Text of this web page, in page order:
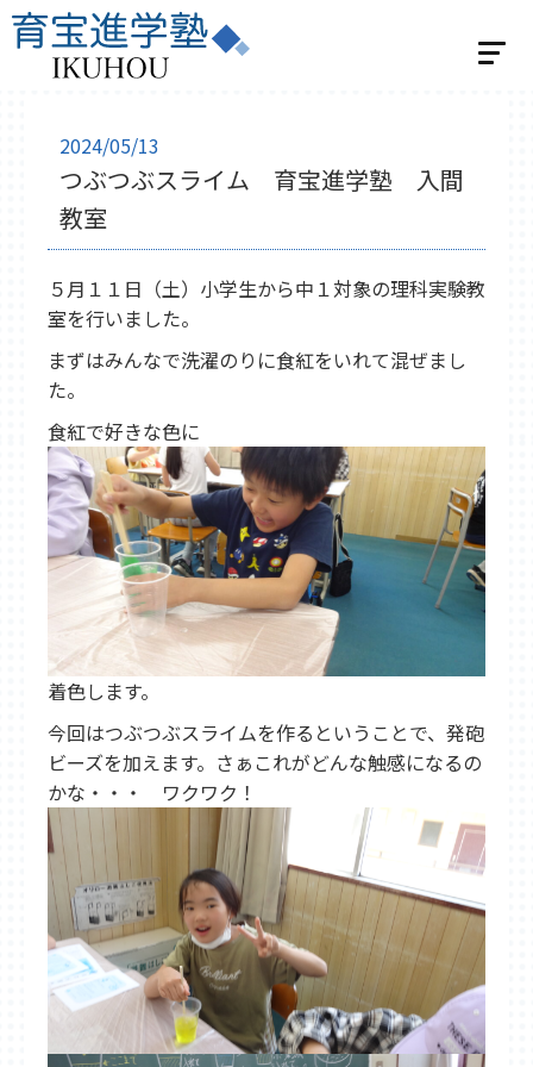
ホーム
選べる2つの指導
学習スタジオパーソナル
集団指導
集団指導 中学生の方
教室紹介
飯能教室
入間教室
小川教室
東松山教室
武蔵藤沢教室
新所沢教室
育宝進学塾について
講師紹介
生徒保護者の声
成績UP事例
入塾の流れ
各種検定試験
採用情報
2024/05/13
つぶつぶスライム 育宝進学塾 入間
教室
５月１１日（土）小学生から中１対象の理科実験教
室を行いました。
まずはみんなで洗濯のりに食紅をいれて混ぜまし
た。
食紅で好きな色に
着色します。
今回はつぶつぶスライムを作るということで、発砲
ビーズを加えます。さぁこれがどんな触感になるの
かな・・・ ワクワク！